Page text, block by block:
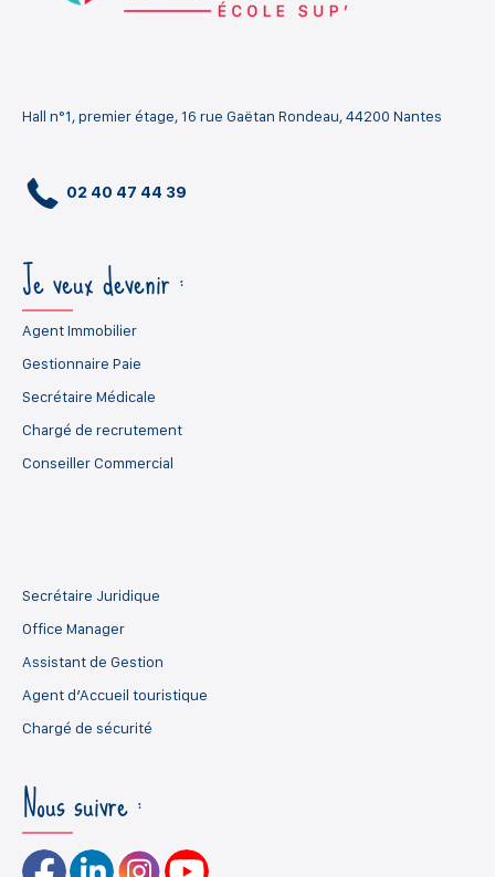
Hall n°1, premier étage, 16 rue Gaëtan Rondeau, 44200 Nantes
02 40 47 44 39
Je veux devenir :
Agent Immobilier
Gestionnaire Paie
Secrétaire Médicale
Chargé de recrutement
Conseiller Commercial
Secrétaire Juridique
Office Manager
Assistant de Gestion
Agent d’Accueil touristique
Chargé de sécurité
Nous suivre :